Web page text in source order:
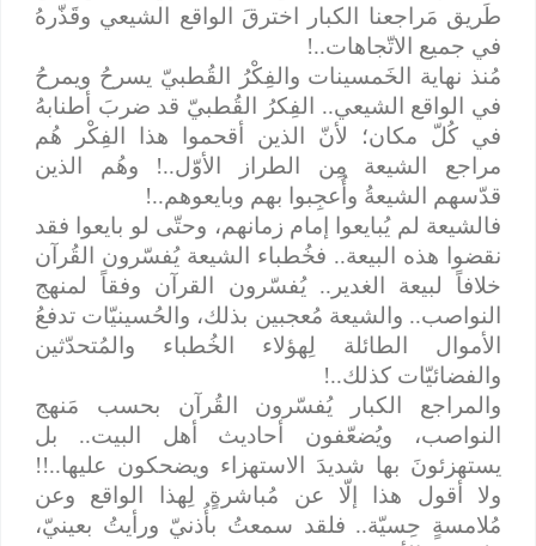
طَريق مَراجعنا الكبار اخترقَ الواقع الشيعي وقَذّرهُ
في جميع الاتّجاهات..!
مُنذ نهاية الخَمسينات والفِكْرُ القُطبيّ يسرحُ ويمرحُ
في الواقع الشيعي.. الفِكرُ القُطبيّ قد ضربَ أطنابهُ
في كُلّ مكان؛ لأنّ الذين أقحموا هذا الفِكْر هُم
مراجع الشيعة مِن الطراز الأوّل..! وهُم الذين
قدّسهم الشيعةُ وأُعجِبوا بهم وبايعوهم..!
فالشيعة لم يُبايعوا إمام زمانهم، وحتّى لو بايعوا فقد
نقضوا هذه البيعة.. فخُطباء الشيعة يُفسّرون القُرآن
خلافاً لبيعة الغدير.. يُفسّرون القرآن وفقاً لمنهج
النواصب.. والشيعة مُعجبين بذلك، والحُسينيّات تدفعُ
الأموال الطائلة لِهؤلاء الخُطباء والمُتحدّثين
والفضائيّات كذلك..!
والمراجع الكبار يُفسّرون القُرآن بحسب مَنهج
النواصب، ويُضعّفون أحاديث أهل البيت.. بل
يستهزئونَ بها شديدَ الاستهزاء ويضحكون عليها..!!
ولا أقول هذا إلّا عن مُباشرةٍ لِهذا الواقع وعن
مُلامسةٍ حِسيّة.. فلقد سمعتُ بأُذنيّ ورأيتُ بعينيّ،